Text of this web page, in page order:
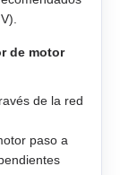
de motor
de la red
paso a